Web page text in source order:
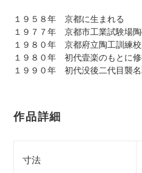
１９５８年 京都に生まれる
１９７７年 京都市工業試験場陶
１９８０年 京都府立陶工訓練校
１９８０年 初代壹楽のもとに
１９９０年 初代没後二代目襲名
作品詳細
寸法